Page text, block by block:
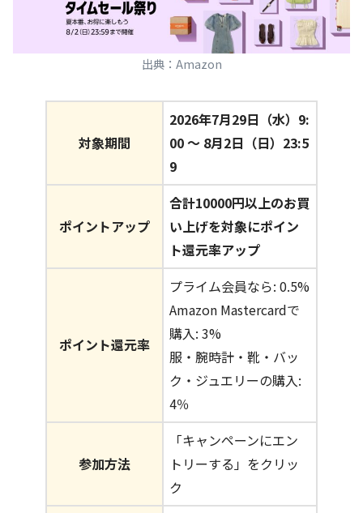
出典：Amazon
対象期間
2026年7月29日（水）9:
00 〜 8月2日（日）23:5
9
ポイントアップ
合計10000円以上のお買
い上げを対象にポイン
ト還元率アップ
ポイント還元率
プライム会員なら: 0.5%
Amazon Mastercardで
購入: 3%
服・腕時計・靴・バッ
ク・ジュエリーの購入:
4％
参加方法
「キャンペーンにエン
トリーする」をクリッ
ク